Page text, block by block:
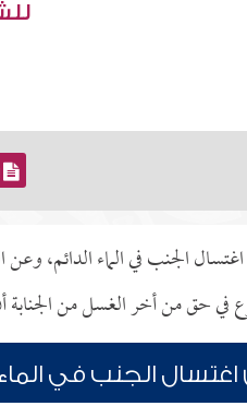
الجنب في الماء الدائم، وعن
في حق من أخر الغسل من الجنابة
الجنب في